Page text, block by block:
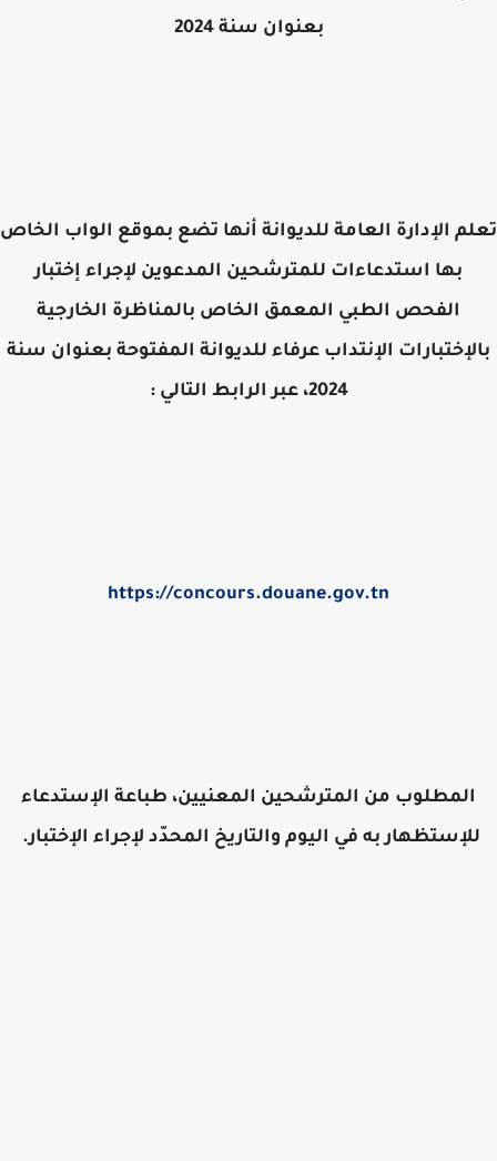
بعنوان سنة 2024
الإدارة العامة للديوانة أنها تضع بموقع الواب الخاص
بها استدعاءات للمترشحين المدعوين لإجراء إختبار
الفحص الطبي المعمق الخاص بالمناظرة الخارجية
الإنتداب عرفاء للديوانة المفتوحة بعنوان سنة
2024، عبر الرابط التالي :
https://concours.douane.gov.tn
المطلوب من المترشحين المعنيين، طباعة الإستدعاء
به في اليوم والتاريخ المحدّد لإجراء الإختبار.